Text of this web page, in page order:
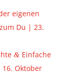
eigenen
Du | 23.
&Einfache
Oktober